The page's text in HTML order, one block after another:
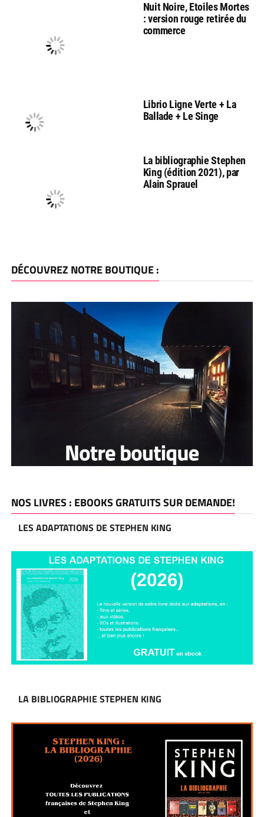
Nuit Noire, Etoiles Mortes
: version rouge retirée du
commerce
Librio Ligne Verte + La
Ballade + Le Singe
La bibliographie Stephen
King (édition 2021), par
Alain Sprauel
DÉCOUVREZ NOTRE BOUTIQUE :
NOS LIVRES : EBOOKS GRATUITS SUR DEMANDE!
LES ADAPTATIONS DE STEPHEN KING
LA BIBLIOGRAPHIE STEPHEN KING